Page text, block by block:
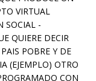
VIRTUAL
SOCIAL -
QUIERE DECIR
POBRE Y DE
(EJEMPLO) OTRO
CON